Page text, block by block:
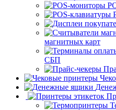
магнитных карт
СБП